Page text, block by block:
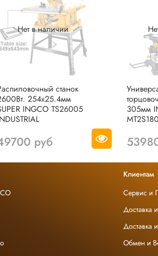
Нет в наличии
станок
254х25.4мм
INGCO TS26005
руб
305мм
Клиентам
Сервис и
Доставка
Доставка
Обмен и